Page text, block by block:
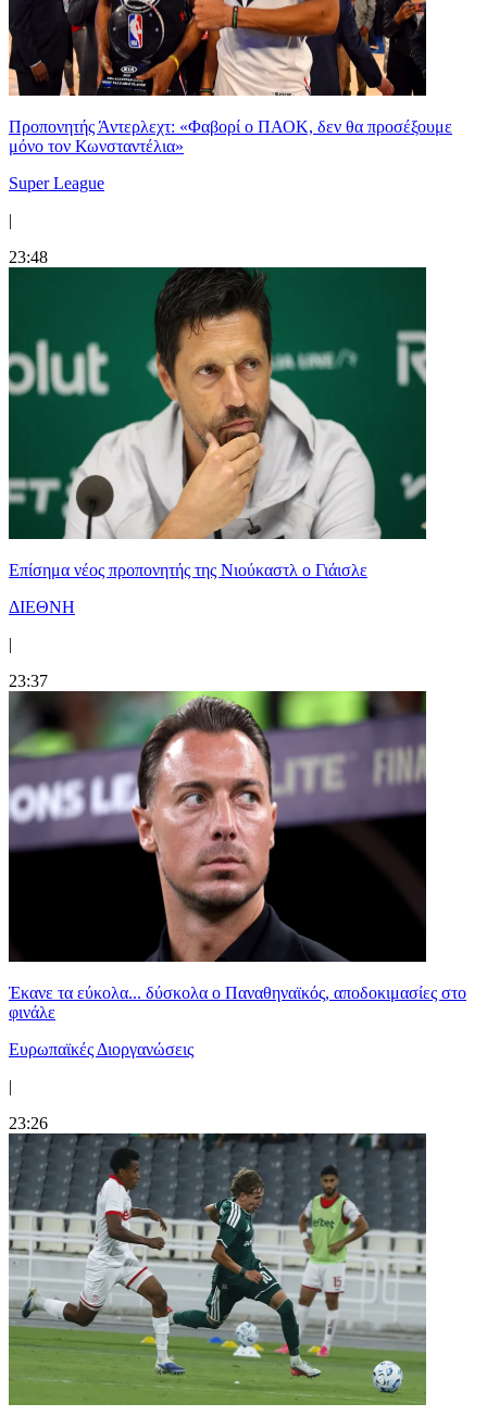
Προπονητής Άντερλεχτ: «Φαβορί ο ΠΑΟΚ, δεν θα προσέξουμε
μόνο τον Κωνσταντέλια»
Super League
|
23:48
Επίσημα νέος προπονητής της Νιούκαστλ ο Γιάισλε
ΔΙΕΘΝΗ
|
23:37
Έκανε τα εύκολα... δύσκολα ο Παναθηναϊκός, αποδοκιμασίες στο
φινάλε
Ευρωπαϊκές Διοργανώσεις
|
23:26